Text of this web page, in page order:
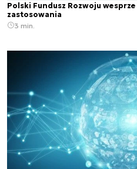
Polski Fundusz Rozwoju
zastosowania
3 min.